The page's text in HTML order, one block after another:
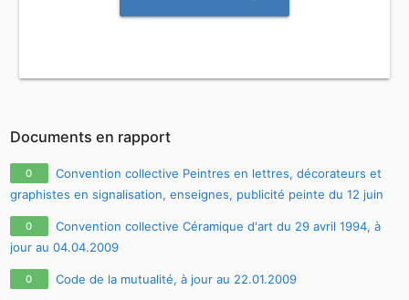
Documents en rapport
0
Convention collective Peintres en lettres, décorateurs et
graphistes en signalisation, enseignes, publicité peinte du 12 juin
1987, à jour au 15.06.2009
0
Convention collective Céramique d'art du 29 avril 1994, à
jour au 04.04.2009
0 Code de la mutualité, à jour au 22.01.2009